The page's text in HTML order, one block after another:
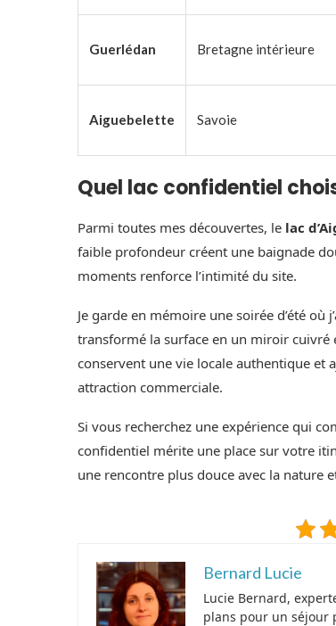
Guerlédan Bretagne intérieure
Aiguebelette Savoie
Quel lac confidentiel
Parmi toutes mes découvertes, le lac
faible profondeur créent une baignade
moments renforce l’intimité du site.
Je garde en mémoire une soirée d’été où
transformé la surface en un miroir cuivré
conservent une vie locale authentique et
attraction commerciale.
Si vous recherchez une expérience qui
confidentiel mérite une place sur votre
une rencontre plus douce avec la nature
Bernard Lucie
Lucie Bernard,
plans pour un séjour